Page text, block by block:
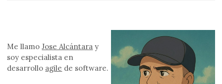
Me llamoJose Alcántara y
soy especialista en
desarrollo agile de software.